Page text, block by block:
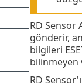
RD Sensor
gönderir,
bilgileri
bilinmeyen
RD